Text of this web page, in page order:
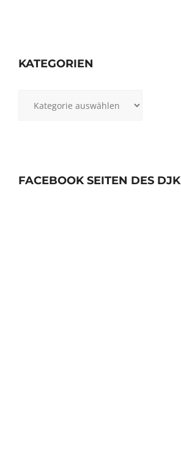
KATEGORIEN
FACEBOOK SEITEN DES DJK